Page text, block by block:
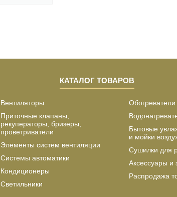
КАТАЛОГ ТОВАРОВ
Вентиляторы
Приточные клапаны,
рекуператоры, бризеры,
проветриватели
Элементы систем вентиляции
Системы автоматики
Кондиционеры
Светильники
Обогреватели
Бытовые
и мойки
Сушилки для
Аксессуары и
Распродажа